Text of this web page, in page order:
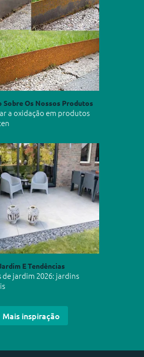
Sobre Os Nossos Produtos
a oxidação em produtos
E Tendências
de jardim 2026: jardins
Mais inspiração